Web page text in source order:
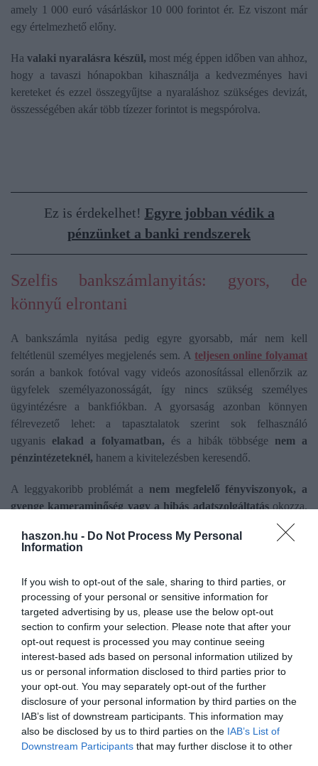
haszon.hu - Do Not Process My Personal
Information
If you wish to opt-out of the sale, sharing to third parties, or
processing of your personal or sensitive information for
targeted advertising by us, please use the below opt-out
section to confirm your selection. Please note that after your
opt-out request is processed you may continue seeing
interest-based ads based on personal information utilized by
us or personal information disclosed to third parties prior to
your opt-out. You may separately opt-out of the further
disclosure of your personal information by third parties on the
IAB’s list of downstream participants. This information may
also be disclosed by us to third parties on the IAB’s List of
Downstream Participants that may further disclose it to other
amely 1 000 euró vásárláskor 10 000 forintot ér. Ez viszont már
egy értelmezhető előny.
Ha valaki nyaralásra készül, most még éppen időben van ahhoz,
hogy a tavaszi hónapokban kihasználja a kedvezményes havi
kereteket és ezzel összegyűjtse a nyaraláshoz szükséges devizát,
összességében akár több tízezer forintot is megspórolva.
Ez is érdekelhet! Egyre jobban védik a
pénzünket a banki rendszerek
Szelfis bankszámlanyitás: gyors, de
könnyű elrontani
A bankszámla nyitása pedig egyre gyorsabb, már nem kell
feltétlenül személyes megjelenés sem. A teljesen online folyamat
során a bankok fotóval vagy videós azonosítással ellenőrzik az
ügyfelek személyazonosságát, így nincs szükség személyes
ügyintézésre a bankfiókban. A gyorsaság azonban könnyen
félrevezető lehet: a tapasztalatok szerint sok felhasználó
ugyanis elakad a folyamatban, és a hibák többsége nem a
pénzintézeteknél, hanem a kivitelezésben keresendő.
A leggyakoribb problémát a nem megfelelő fényviszonyok, a
gyenge kameraminőség vagy a hibás adatszolgáltatás okozza.
Előfordul, hogy a rendszer nem ismeri fel az arcot, vagy az
azonosítás túl gyors mozdulatok miatt sikertelen lesz. Régebbi
Olvasd el ezt is!
Személyi kölcsönt vennél fel? Ezek a bankok
engedékenyebbek
Alap, vagy ingyenes havidíjú bankszámla? Tippek a
döntéshez
Ennyivel drágulhatnak idén a bankszámlák